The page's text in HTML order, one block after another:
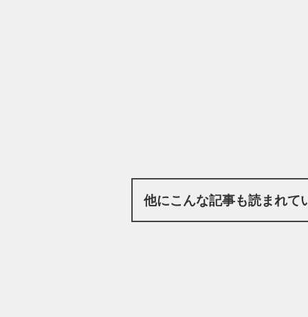
他にこんな記事も読まれて